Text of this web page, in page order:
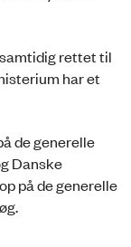
rettet til
har et
de generelle
Danske
på de generelle